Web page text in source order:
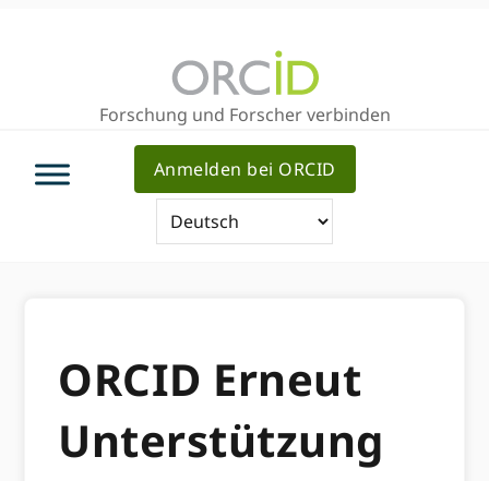
Forschung und Forscher verbinden
Anmelden bei ORCID
ORCID Erneut
Unterstützung